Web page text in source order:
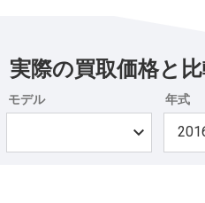
実際の買取価格と
モデル 年式